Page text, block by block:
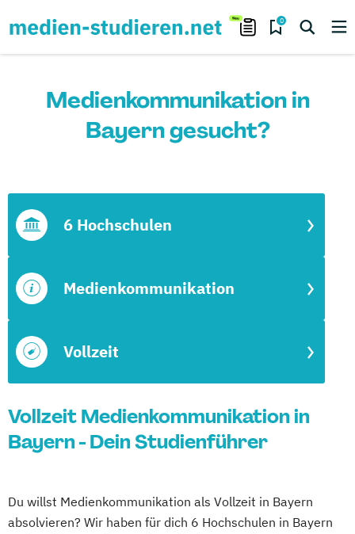
0
Medienkommunikation in
Bayern gesucht?
Vollzeit
Medienkommunikation
6 Hochschulen
Vollzeit Medienkommunikation in
Bayern - Dein Studienführer
Du willst Medienkommunikation als Vollzeit in Bayern
absolvieren? Wir haben für dich 6 Hochschulen in Bayern